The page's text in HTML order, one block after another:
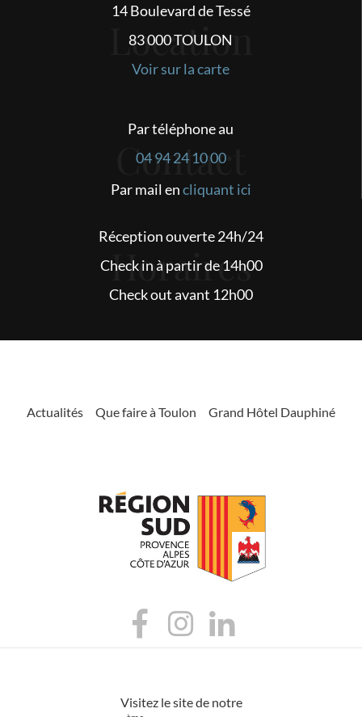
Location
14 Boulevard de Tessé
83 000 TOULON
Voir sur la carte
Contact
Par téléphone au
04 94 24 10 00
Par mail encliquant ici
Horaires
Réception ouverte 24h/24
Check in à partir de 14h00
Check out avant 12h00
Actualités Que faire à Toulon Grand Hôtel Dauphiné
Visitez le site de notre